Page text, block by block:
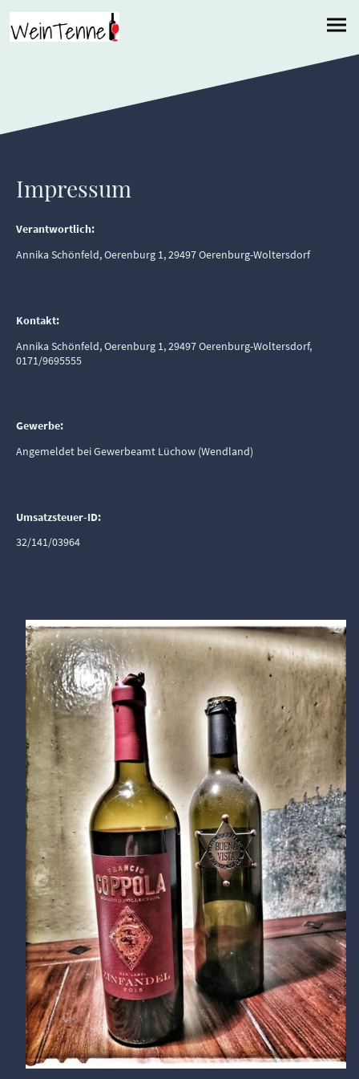
Impressum
Verantwortlich:
Annika Schönfeld, Oerenburg 1, 29497 Oerenburg-Woltersdorf
Kontakt:
Annika Schönfeld, Oerenburg 1, 29497 Oerenburg-Woltersdorf,
0171/9695555
Gewerbe:
Angemeldet bei Gewerbeamt Lüchow (Wendland)
Umsatzsteuer-ID:
32/141/03964